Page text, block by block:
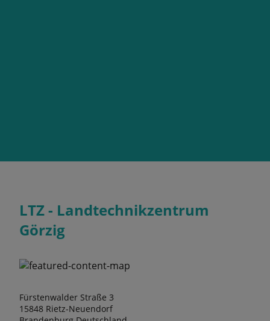
LTZ - Landtechnikzentrum
Görzig
Fürstenwalder Straße 3
15848 Rietz-Neuendorf